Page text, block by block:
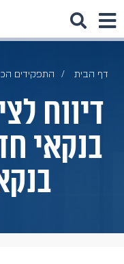
דף הבית התפקידים
דיווח
בנקאי